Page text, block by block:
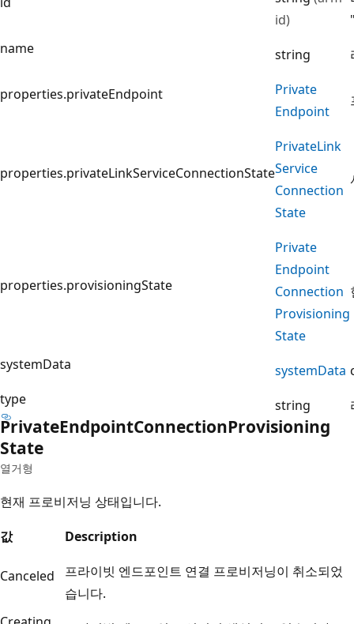
id)
name
string
properties.privateEndpoint
Private
Endpoint
properties.privateLinkServiceConnectionState
PrivateLink
Service
Connection
State
properties.provisioningState
Private
Endpoint
Connection
Provisioning
State
systemData systemData
type
string
PrivateEndpointConnectionProvisioning
State
열거형
현재 프로비저닝 상태입니다.
값
Description
Canceled
프라이빗 엔드포인트 연결 프로비저닝이 취소되었
습니다.